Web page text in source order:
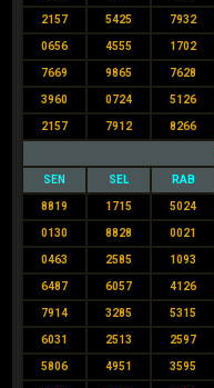
2157 5425 7932
0656 4555 1702
7669 9865 7628
3960 0724 5126
2157 7912 8266
SEN SEL RAB
8819 1715 5024
0130 8828 0021
0463 2585 1093
6487 6057 4126
7914 3285 5315
6031 2513 2597
5806 4951 3595